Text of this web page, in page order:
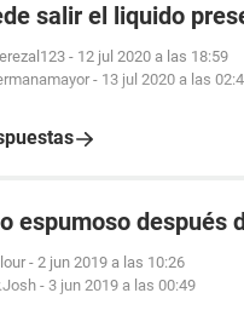
salir el liquido
- 12 jul 2020 a las 18:59
- 13 jul 2020 a las
espumoso después
- 2 jun 2019 a las 10:26
- 3 jun 2019 a las 00:49